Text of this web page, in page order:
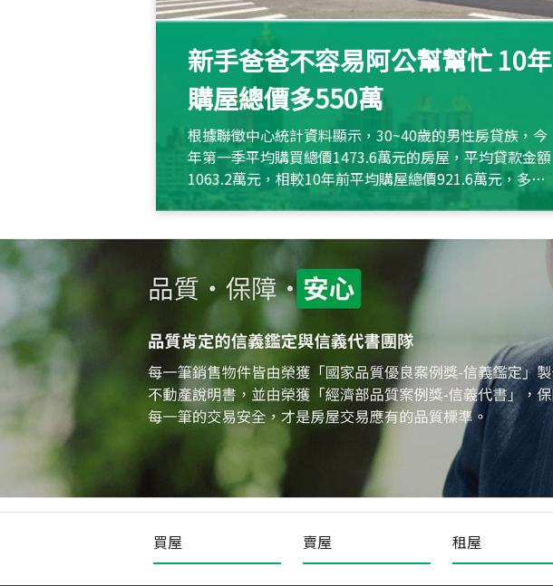
新手爸爸不容易阿公幫幫忙 10年
購屋總價多550萬
根據聯徵中心統計資料顯示，30~40歲的男性房貸族，今
年第一季平均購買總價1473.6萬元的房屋，平均貸款金額
1063.2萬元，相較10年前平均購屋總價921.6萬元，多出
約550萬元，且貸款金額也多
買屋 賣屋 租屋